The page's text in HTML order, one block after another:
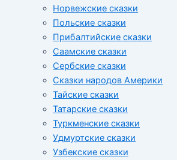
Норвежские сказки
Польские сказки
Прибалтийские сказки
Cаамские сказки
Сербские сказки
Сказки народов Америки
Тайские сказки
Татарские сказки
Туркменские сказки
Удмуртские сказки
Узбекские сказки